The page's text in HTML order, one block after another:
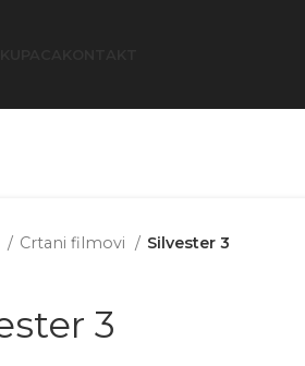
Crtani filmovi Silvester 3
3